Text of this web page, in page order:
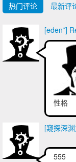
热门评论 最新评
[eden*]
性格
[窥探深
555